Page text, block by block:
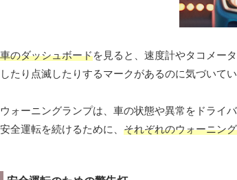
車のダッシュボードを見ると、速度計やタコメー
したり点滅したりするマークがあるのに気づいて
ウォーニングランプは、車の状態や異常をドライ
安全運転を続けるために、 それぞれのウォーニン